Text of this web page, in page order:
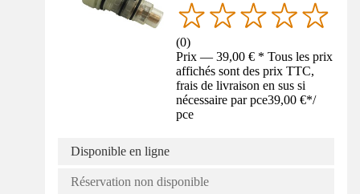
(0)
Prix — 39,00 € * Tous les prix
affichés sont des prix TTC,
frais de livraison en sus si
nécessaire par pce39,00 €*/
pce
Disponible en ligne
Réservation non disponible